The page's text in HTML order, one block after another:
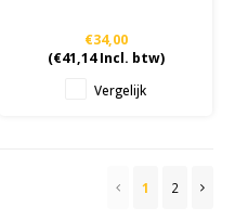
€34,00
(€41,14Incl. btw)
Vergelijk
1 2